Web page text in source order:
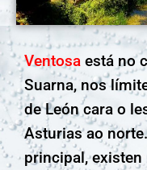
Ventosa está no
Suarna, nos
de León cara o
Asturias ao
principal,